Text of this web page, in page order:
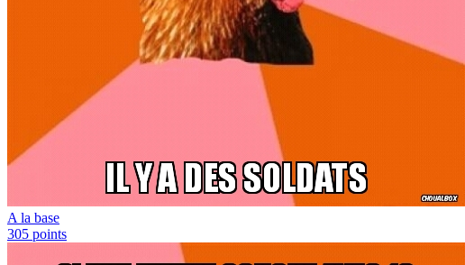
A la base
305 points